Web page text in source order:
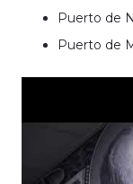
Puerto de
Puerto de